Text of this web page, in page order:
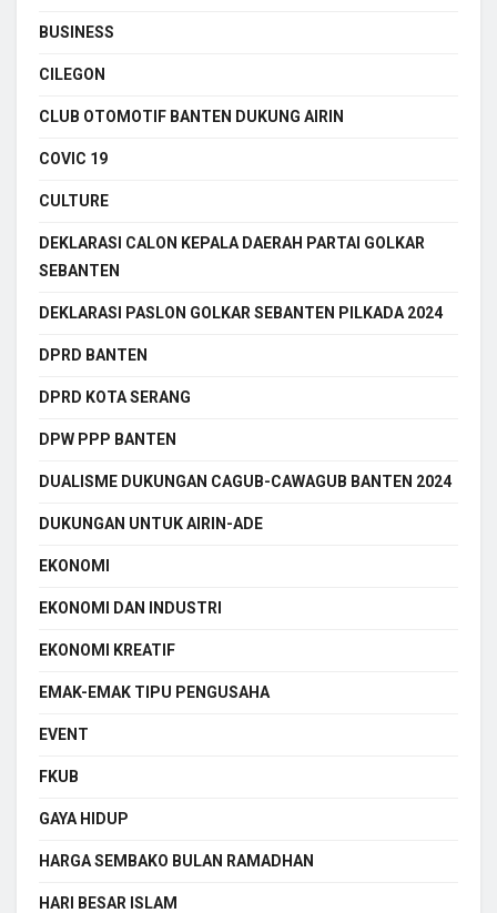
BUSINESS
CILEGON
CLUB OTOMOTIF BANTEN DUKUNG AIRIN
COVIC 19
CULTURE
DEKLARASI CALON KEPALA DAERAH PARTAI GOLKAR
SEBANTEN
DEKLARASI PASLON GOLKAR SEBANTEN PILKADA 2024
DPRD BANTEN
DPRD KOTA SERANG
DPW PPP BANTEN
DUALISME DUKUNGAN CAGUB-CAWAGUB BANTEN 2024
DUKUNGAN UNTUK AIRIN-ADE
EKONOMI
EKONOMI DAN INDUSTRI
EKONOMI KREATIF
EMAK-EMAK TIPU PENGUSAHA
EVENT
FKUB
GAYA HIDUP
HARGA SEMBAKO BULAN RAMADHAN
HARI BESAR ISLAM